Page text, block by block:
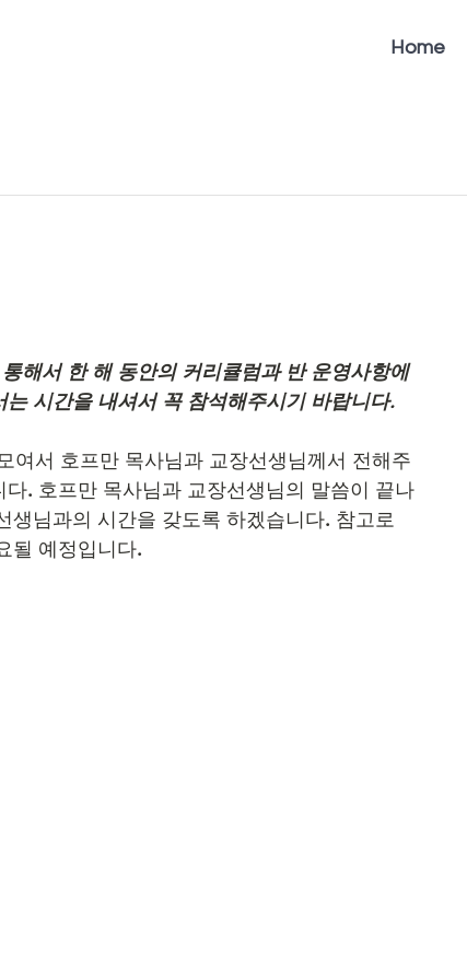
Home
해서 한 해 동안의 커리큘럼과 반 운영사항에
시간을 내셔서 꼭 참석해주시기 바랍니다.
여서 호프만 목사님과 교장선생님께서 전해주
. 호프만 목사님과 교장선생님의 말씀이 끝나
생님과의 시간을 갖도록 하겠습니다. 참고로
될 예정입니다.